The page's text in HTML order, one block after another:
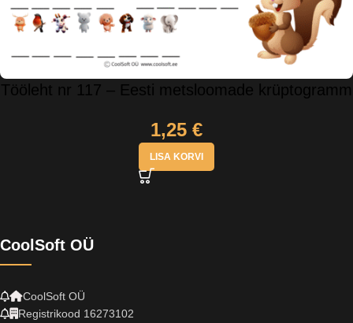
Tööleht nr 117 – Eesti metsloomade krüptogramm
1,25 €
LISA KORVI
CoolSoft OÜ
CoolSoft OÜ
Registrikood 16273102